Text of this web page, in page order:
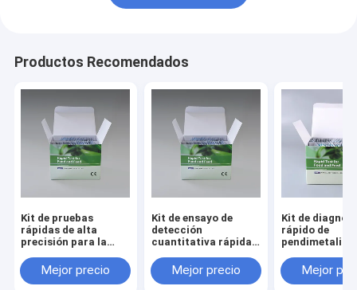
Productos Recomendados
Kit de pruebas
rápidas de alta
precisión para la
carbendazima y
pendimetalina de
Mejor precio
Kit de ensayo de
detección
cuantitativa rápida
carbendazim para el
tabaco
Mejor precio
Kit de
rápido de
pendimetalina
plaguicidas en
laboratorio de
Mejor